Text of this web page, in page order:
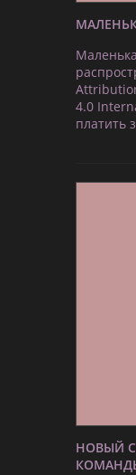
4.0
платить
НОВЫЙ
КОМАНДЫ